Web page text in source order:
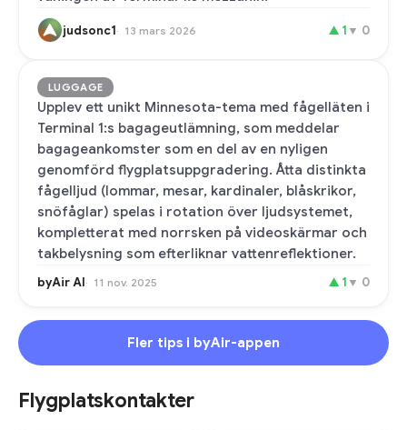
judsonc1 13 mars 2026 ▲ 1 ▼ 0
LUGGAGE
Upplev ett unikt Minnesota-tema med fågelläten i
Terminal 1:s bagageutlämning, som meddelar
bagageankomster som en del av en nyligen
genomförd flygplatsuppgradering. Åtta distinkta
fågelljud (lommar, mesar, kardinaler, blåskrikor,
snöfåglar) spelas i rotation över ljudsystemet,
kompletterat med norrsken på videoskärmar och
takbelysning som efterliknar vattenreflektioner.
byAir AI 11 nov. 2025 ▲ 1 ▼ 0
Fler tips i byAir-appen
Flygplatskontakter